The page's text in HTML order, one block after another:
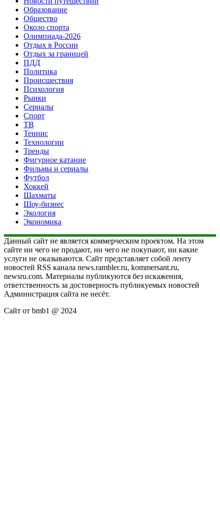
Образование
Общество
Около спорта
Олимпиада-2026
Отдых в России
Отдых за границей
ПДД
Политика
Происшествия
Психология
Рынки
Сериалы
Спорт
ТВ
Теннис
Технологии
Тренды
Фигурное катание
Фильмы и сериалы
Футбол
Хоккей
Шахматы
Шоу-бизнес
Экология
Экономика
Данный сайт не является коммерческим проектом. На этом
сайте ни чего не продают, ни чего не покупают, ни какие
услуги не оказываются. Сайт представляет собой ленту
новостей RSS канала news.rambler.ru, kommersant.ru,
newsru.com. Материалы публикуются без искажения,
ответственность за достоверность публикуемых новостей
Администрация сайта не несёт.
Сайт от bmb1 @ 2024